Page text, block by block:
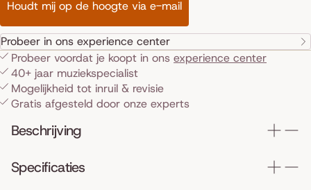
Houdt mij op de hoogte via e-mail
Probeer in ons experience center
Probeer voordat je koopt in ons experience center
40+ jaar muziekspecialist
Mogelijkheid tot inruil & revisie
Gratis afgesteld door onze experts
Beschrijving
Specificaties